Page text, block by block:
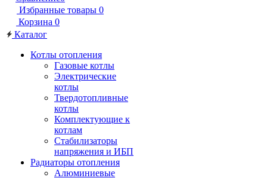
Избранные товары 0
Корзина 0
Каталог
Котлы отопления
Газовые котлы
Электрические
котлы
Твердотопливные
котлы
Комплектующие к
котлам
Стабилизаторы
напряжения и ИБП
Радиаторы отопления
Алюминиевые